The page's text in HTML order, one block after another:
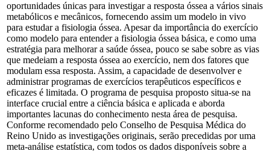
oportunidades únicas para investigar a resposta óssea a vários sinais
metabólicos e mecânicos, fornecendo assim um modelo in vivo
para estudar a fisiologia óssea. Apesar da importância do exercício
como modelo para entender a fisiologia óssea básica, e como uma
estratégia para melhorar a saúde óssea, pouco se sabe sobre as vias
que medeiam a resposta óssea ao exercício, nem dos fatores que
modulam essa resposta. Assim, a capacidade de desenvolver e
administrar programas de exercícios terapêuticos específicos e
eficazes é limitada. O programa de pesquisa proposto situa-se na
interface crucial entre a ciência básica e aplicada e aborda
importantes lacunas do conhecimento nesta área de pesquisa.
Conforme recomendado pelo Conselho de Pesquisa Médica do
Reino Unido as investigações originais, serão precedidas por uma
meta-análise estatística, com todos os dados disponíveis sobre a